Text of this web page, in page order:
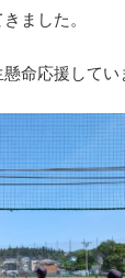
ました。
命応援してい